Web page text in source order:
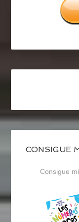
CONSIGUE
Consigue